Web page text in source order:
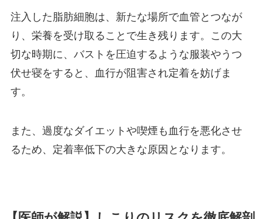
注入した脂肪細胞は、新たな場所で血管とつなが
り、栄養を受け取ることで生き残ります。この大
切な時期に、バストを圧迫するような服装やうつ
伏せ寝をすると、血行が阻害され定着を妨げま
す。
また、過度なダイエットや喫煙も血行を悪化させ
るため、定着率低下の大きな原因となります。